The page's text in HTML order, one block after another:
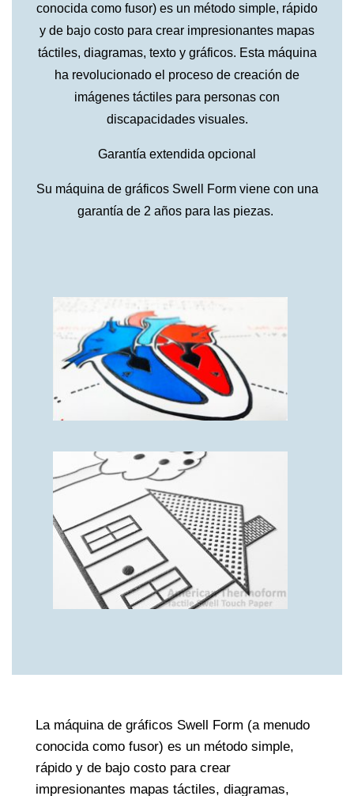
conocida como fusor) es un método simple, rápido
y de bajo costo para crear impresionantes mapas
táctiles, diagramas, texto y gráficos. Esta máquina
ha revolucionado el proceso de creación de
imágenes táctiles para personas con
discapacidades visuales.
Garantía extendida opcional
Su máquina de gráficos Swell Form viene con una
garantía de 2 años para las piezas.
La máquina de gráficos Swell Form (a menudo
conocida como fusor) es un método simple,
rápido y de bajo costo para crear
impresionantes mapas táctiles, diagramas,